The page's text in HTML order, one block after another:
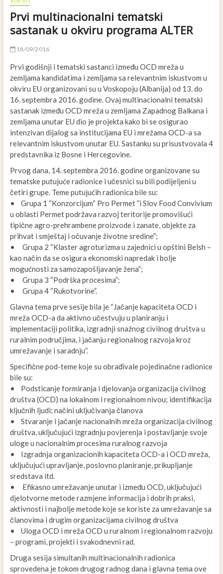
Prvi multinacionalni tematski
sastanak u okviru programa ALTER
18/09/2016
Prvi godišnji i tematski sastanci između OCD mreža u
zemljama kandidatima i zemljama sa relevantnim iskustvom u
okviru EU organizovani su u Voskopoju (Albanija) od 13. do
16. septembra 2016. godine. Ovaj multinacionalni tematski
sastanak između OCD mreža u zemljama Zapadnog Balkana i
zemljama unutar EU dio je projekta kako bi se osigurao
intenzivan dijalog sa institucijama EU i mrežama OCD-a sa
relevantnim iskustvom unutar EU. Sastanku su prisustvovala 4
predstavnika iz Bosne i Hercegovine.
Prvog dana, 14. septembra 2016. godine organizovane su
tematske putujuće radionice i učesnici su bili podijeljeni u
četiri grupe. Teme putujućih radionica bile su:
• Grupa 1 “Konzorcijum“ Pro Permet ”i Slov Food Convivium
u oblasti Permet podržava razvoj teritorije promovišući
tipične agro-prehrambene proizvode i zanate, objekte za
prihvat i smještaj i očuvanje životne sredine”;
• Grupa 2 “Klaster agroturizma u zajednici u opštini Belsh –
kao način da se osigura ekonomski napredak i bolje
mogućnosti za samozapošljavanje žena”;
• Grupa 3 “Podrška procesima”;
• Grupa 4 “Rukotvorine”.
Glavna tema prve sesije bila je “Jačanje kapaciteta OCD i
mreža OCD-a da aktivno učestvuju u planiranju i
implementaciji politika, izgradnji snažnog civilnog društva u
ruralnim područjima, i jačanju regionalnog razvoja kroz
umrežavanje i saradnju”.
Specifične pod-teme koje su obrađivale pojedinačne radionice
bile su:
• Podsticanje formiranja i djelovanja organizacija civilnog
društva (OCD) na lokalnom i regionalnom nivou; identifikacija
ključnih ljudi; načini uključivanja članova
• Stvaranje i jačanje nacionalnih mreža organizacija civilnog
društva, uključujući izgradnju povjerenja i postavljanje svoje
uloge u nacionalnim procesima ruralnog razvoja
• Izgradnja organizacionih kapaciteta OCD-a i OCD mreža,
uključujući upravljanje, poslovno planiranje, prikupljanje
sredstava itd.
• Efikasno umrežavanje unutar i između OCD, uključujući
djelotvorne metode razmjene informacija i dobrih praksi,
aktivnosti i najbolje metode koje se koriste za umrežavanje sa
članovima i drugim organizacijama civilnog društva
• Uloga OCD i mreža OCD u ruralnom i regionalnom razvoju
– programi, projekti i svakodnevni rad.
Druga sesija simultanih multinacionalnih radionica
sprovedena je tokom drugog radnog dana i glavna tema ove